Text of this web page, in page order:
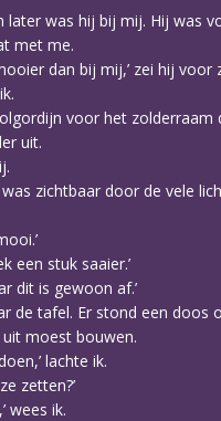
later was hij bij mij. Hij was
met me.
dan bij mij,’ zei hij voor
voor het zolderraam
uit.
zichtbaar door de vele
een stuk saaier.’
dit is gewoon af.’
de tafel. Er stond een doos
moest bouwen.
lachte ik.
zetten?’
wees ik.